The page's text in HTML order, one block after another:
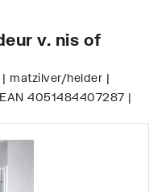
v. nis of
matzilver/helder |
4051484407287 |